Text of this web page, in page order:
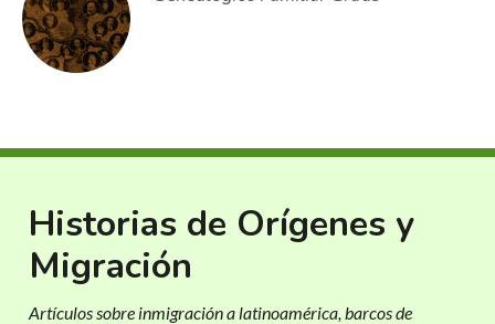
Historias de Orígenes y
Migración
Artículos sobre inmigración a latinoamérica, barcos de